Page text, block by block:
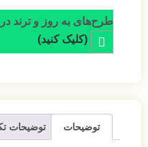
طرح‌های به روز و ترند در
(کلیک کنید)
توضیحات توضیحات